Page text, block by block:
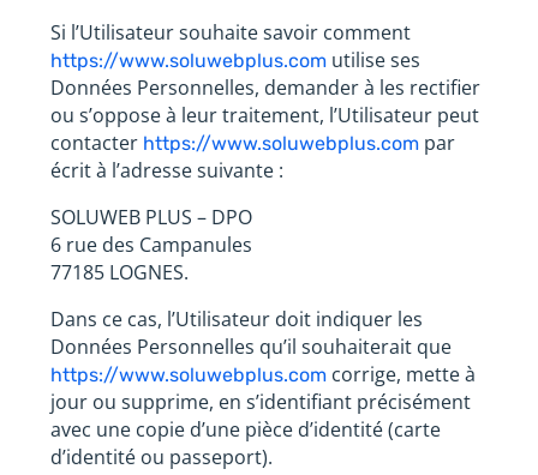
Si l’Utilisateur souhaite savoir comment
https://www.soluwebplus.com utilise ses
Données Personnelles, demander à les rectifier
ou s’oppose à leur traitement, l’Utilisateur peut
contacter https://www.soluwebplus.com par
écrit à l’adresse suivante :
SOLUWEB PLUS – DPO
6 rue des Campanules
77185 LOGNES.
Dans ce cas, l’Utilisateur doit indiquer les
Données Personnelles qu’il souhaiterait que
https://www.soluwebplus.com corrige, mette à
jour ou supprime, en s’identifiant précisément
avec une copie d’une pièce d’identité (carte
d’identité ou passeport).